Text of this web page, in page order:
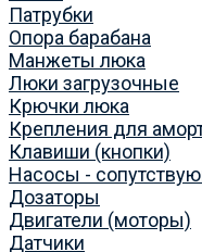
Патрубки
Опора барабана
Манжеты люка
Люки загрузочные
Крючки люка
Крепления для
Клавиши (кнопки)
Насосы -
Дозаторы
Двигатели (моторы)
Датчики